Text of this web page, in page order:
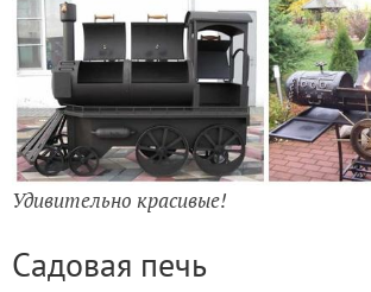
Удивительно красивые!
Садовая печь